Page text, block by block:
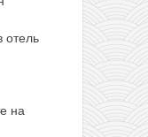
отель
на